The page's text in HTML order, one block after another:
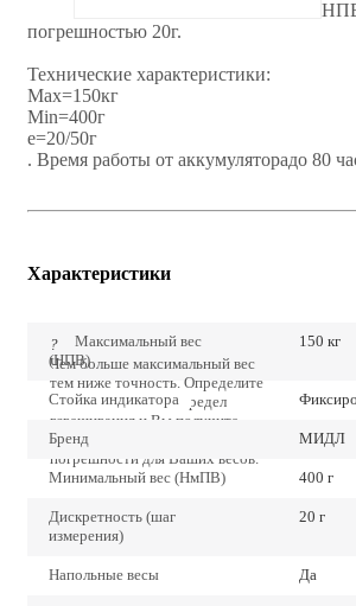
погрешностью 20г.
Технические характеристики:
Мах=150кг
Min=400г
e=20/50г
. Время работы от аккумуляторадо 80
Характеристики
?
Чем больше максимальный вес
тем ниже точность. Определите
точно наибольший предел
взвешивания и Вы получите
наиболее низкие значения
погрешности для Ваших весов.
Максимальный вес
(НПВ)
150 кг
Стойка индикатора
Бренд МИДЛ
Минимальный вес (НмПВ) 400 г
Дискретность (шаг
измерения)
20 г
Напольные весы Да